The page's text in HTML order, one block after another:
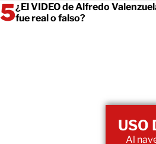
¿El VIDEO de Alfredo
fue real o falso?
USO
Al